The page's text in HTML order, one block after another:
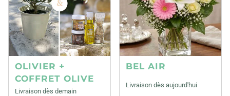
OLIVIER +
COFFRET OLIVE
Livraison dès demain
BEL AIR
Livraison dès aujourd'hui